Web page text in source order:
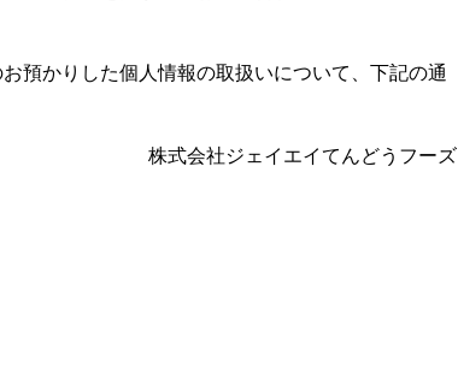
預かりした個人情報の取扱いについて、下記の通
株式会社ジェイエイてんどうフーズ